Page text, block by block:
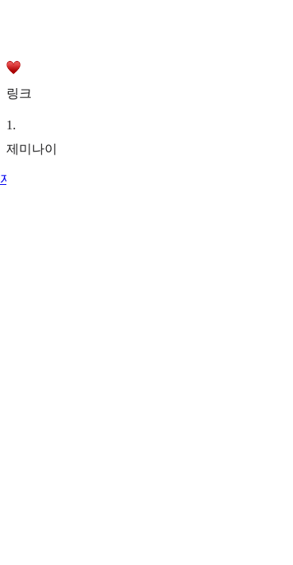
자료
링크
1 .
제미나이